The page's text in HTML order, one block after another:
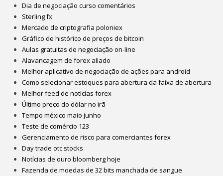
Dia de negociação curso comentários
Sterling fx
Mercado de criptografia poloniex
Gráfico de histórico de preços de bitcoin
Aulas gratuitas de negociação on-line
Alavancagem de forex aliado
Melhor aplicativo de negociação de ações para android
Como selecionar estoques para abertura da faixa de abertura
Melhor feed de notícias forex
Último preço do dólar no irã
Tempo méxico maio junho
Teste de comércio 123
Gerenciamento de risco para comerciantes forex
Day trade otc stocks
Notícias de ouro bloomberg hoje
Fazenda de moedas de 32 bits manchada de sangue